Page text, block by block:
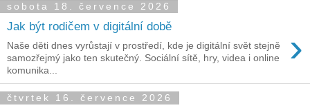
sobota 18. července 2026
Jak být rodičem v digitální době ›
Naše děti dnes vyrůstají v prostředí, kde je digitální svět stejně
samozřejmý jako ten skutečný. Sociální sítě, hry, videa i online
komunika...
čtvrtek 16. července 2026